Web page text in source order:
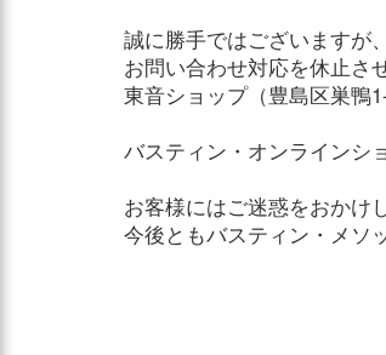
誠に勝手ではございますが
お問い合わせ対応を休止さ
東音ショップ（豊島区巣鴨
バスティン・オンラインシ
お客様にはご迷惑をおかけ
今後ともバスティン・メソ